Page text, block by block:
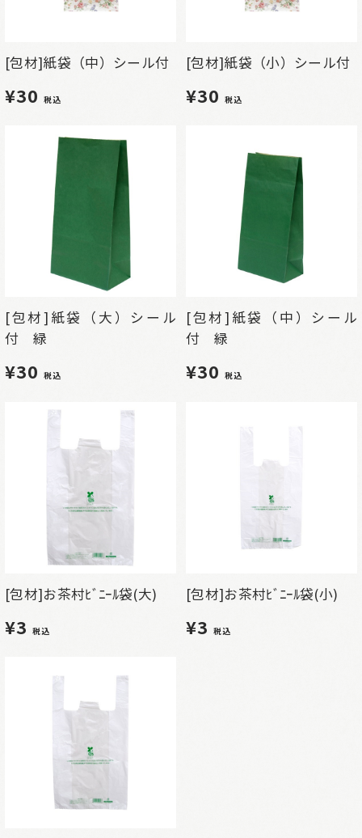
[包材]紙袋（中）シール付
¥30税込
[包材]紙袋（小）シール付
¥30税込
[包材]紙袋（大）シール
付 緑
¥30税込
[包材]紙袋（中）シール
付 緑
¥30税込
[包材]お茶村ﾋﾞﾆｰﾙ袋(大)
¥3税込
[包材]お茶村ﾋﾞﾆｰﾙ袋(小)
¥3税込